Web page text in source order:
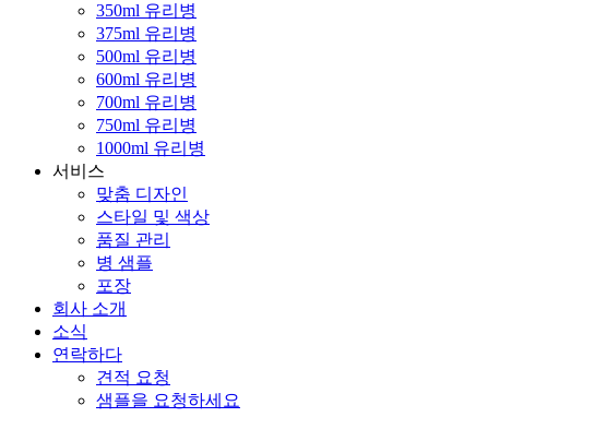
350ml 유리병
375ml 유리병
500ml 유리병
600ml 유리병
700ml 유리병
750ml 유리병
1000ml 유리병
서비스
맞춤 디자인
스타일 및 색상
품질 관리
병 샘플
포장
회사 소개
소식
연락하다
견적 요청
샘플을 요청하세요